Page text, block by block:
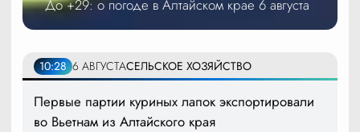
До +29: о погоде в Алтайском крае 6 августа
10:28 6 АВГУСТАСЕЛЬСКОЕ ХОЗЯЙСТВО
Первые партии куриных лапок экспортировали
во Вьетнам из Алтайского края